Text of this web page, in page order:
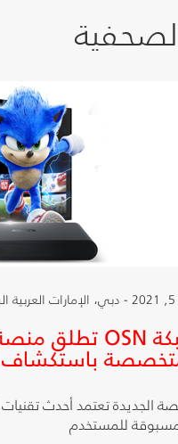
باستكشاف
الجديدة تعتمد أحدث
للمستخدم